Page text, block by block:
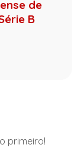
de
B
primeiro!